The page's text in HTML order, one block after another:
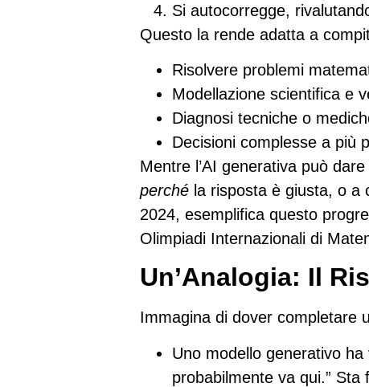
Si autocorregge,
Questo la rende adatta a
Risolvere problemi
Modellazione scientifica e
Diagnosi tecniche o
Decisioni complesse a più
Mentre l’AI generativa può
perché la risposta è giusta, o
2024, esemplifica questo
Olimpiadi Internazionali di
Un’Analogia: Il
Immagina di dover completare
Uno modello generativo ha
probabilmente va qui.” Sta